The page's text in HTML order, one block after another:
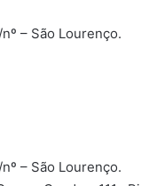
– São Lourenço.
– São Lourenço.